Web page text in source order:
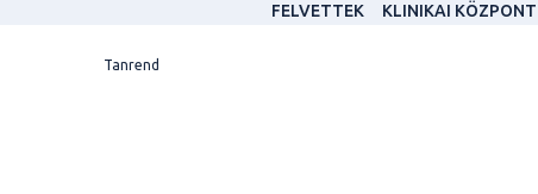
FELVETTEK KLINIKAI KÖZPONT
Tanrend